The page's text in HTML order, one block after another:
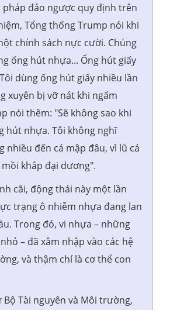
pháp đảo ngược quy định trên
Tổng thống Trump nói khi
chính sách nực cười. Chúng
ống hút nhựa... Ống hút giấy
dùng ống hút giấy nhiều lần
xuyên bị vỡ nát khi ngấm
nói thêm: "Sẽ không sao khi
hút nhựa. Tôi không nghĩ
nhiều đến cá mập đâu, vì lũ cá
khắp đại dương".
cãi, động thái này một lần
trạng ô nhiễm nhựa đang lan
Trong đó, vi nhựa – những
– đã xâm nhập vào các hệ
và thậm chí là cơ thể con
Tài nguyên và Môi trường,